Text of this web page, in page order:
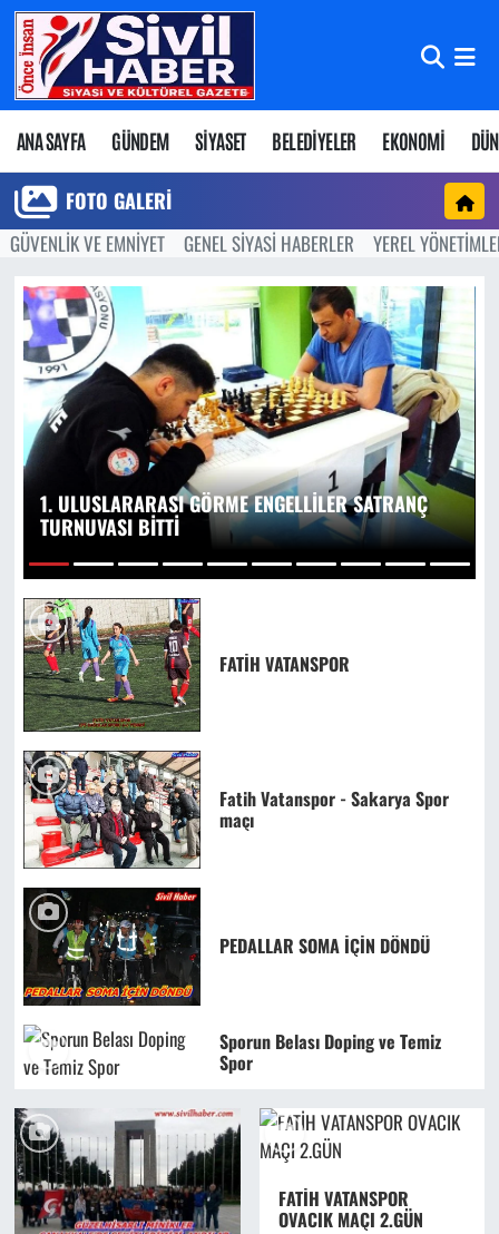
ANA SAYFA GÜNDEM SİYASET BELEDİYELER EKONOMİ
FOTO GALERI
GÜVENLİK VE EMNİYET GENEL SİYASİ HABERLER YEREL
1. ULUSLARARASI GÖRME ENGELLİLER SATRANÇ
TURNUVASI BİTTİ
1 2 3 4 5 6 7 8 9 10
FATİH VATANSPOR
Fatih Vatanspor - Sakarya Spor
maçı
PEDALLAR SOMA İÇİN DÖNDÜ
Sporun Belası Doping ve Temiz
Spor
FATİH VATANSPOR
OVACIK MAÇI 2.GÜN
Nöbetçi Eczaneler
Hava Durumu
Namaz Vakitleri
Trafik Durumu
Süper Lig Puan Durumu ve Fikstür
Tüm Manşetler
Son Dakika Haberleri
Haber Arşivi